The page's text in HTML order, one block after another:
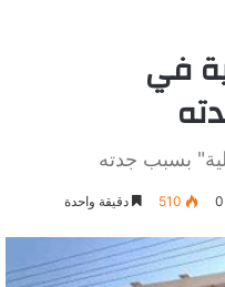
في
بسبب جدته
0
510 دقيقة واحدة